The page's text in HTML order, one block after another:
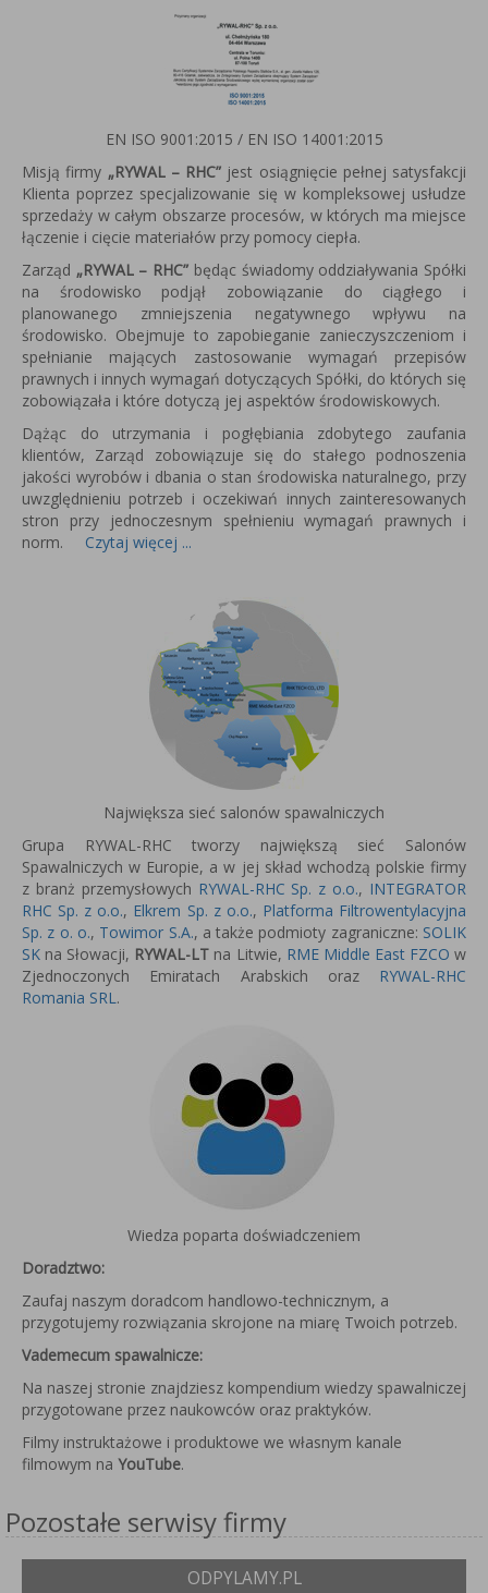
EN ISO 9001:2015 / EN ISO 14001:2015
Misją firmy „RYWAL – RHC” jest osiągnięcie pełnej satysfakcji
Klienta poprzez specjalizowanie się w kompleksowej usłudze
sprzedaży w całym obszarze procesów, w których ma miejsce
łączenie i cięcie materiałów przy pomocy ciepła.
Zarząd „RYWAL – RHC” będąc świadomy oddziaływania Spółki
na środowisko podjął zobowiązanie do ciągłego i
planowanego zmniejszenia negatywnego wpływu na
środowisko. Obejmuje to zapobieganie zanieczyszczeniom i
spełnianie mających zastosowanie wymagań przepisów
prawnych i innych wymagań dotyczących Spółki, do których się
zobowiązała i które dotyczą jej aspektów środowiskowych.
Dążąc do utrzymania i pogłębiania zdobytego zaufania
klientów, Zarząd zobowiązuje się do stałego podnoszenia
jakości wyrobów i dbania o stan środowiska naturalnego, przy
uwzględnieniu potrzeb i oczekiwań innych zainteresowanych
stron przy jednoczesnym spełnieniu wymagań prawnych i
norm. Czytaj więcej ...
Największa sieć salonów spawalniczych
Grupa RYWAL-RHC tworzy największą sieć Salonów
Spawalniczych w Europie, a w jej skład wchodzą polskie firmy
z branż przemysłowych RYWAL-RHC Sp. z o.o., INTEGRATOR
RHC Sp. z o.o., Elkrem Sp. z o.o., Platforma Filtrowentylacyjna
Sp. z o. o., Towimor S.A., a także podmioty zagraniczne: SOLIK
SK na Słowacji, RYWAL-LT na Litwie, RME Middle East FZCO w
Zjednoczonych Emiratach Arabskich oraz RYWAL-RHC
Romania SRL.
Wiedza poparta doświadczeniem
Doradztwo:
Zaufaj naszym doradcom handlowo-technicznym, a
przygotujemy rozwiązania skrojone na miarę Twoich potrzeb.
Vademecum spawalnicze:
Na naszej stronie znajdziesz kompendium wiedzy spawalniczej
przygotowane przez naukowców oraz praktyków.
Filmy instruktażowe i produktowe we własnym kanale
filmowym na YouTube.
Pozostałe serwisy firmy
ODPYLAMY.PL